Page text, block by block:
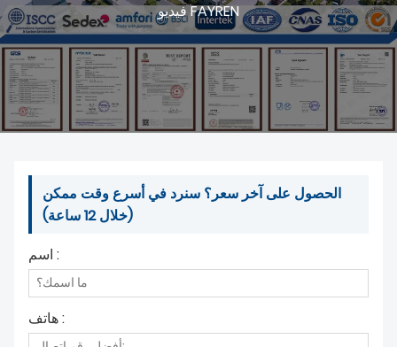
فيديو FAYREN
الحصول على آخر سعر؟ سنرد في أسرع وقت ممكن
(خلال 12 ساعة)
اسم :
هاتف :